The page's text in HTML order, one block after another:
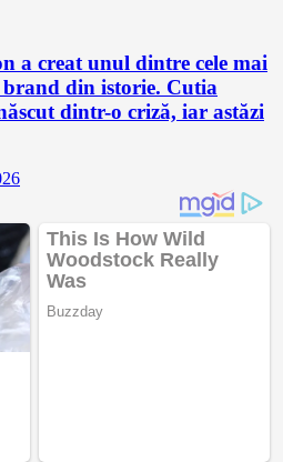
a creat unul dintre cele mai
din istorie. Cutia
dintr-o criză, iar astăzi